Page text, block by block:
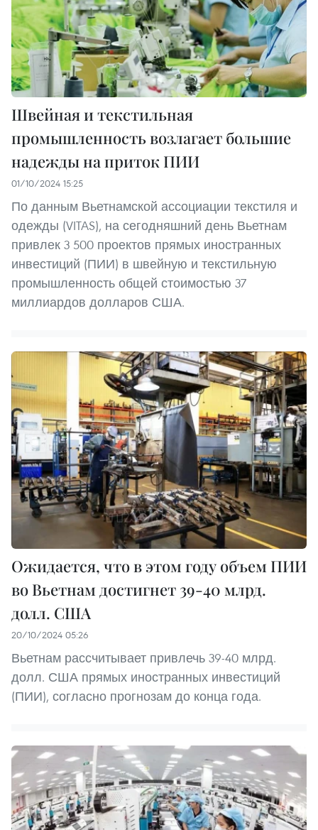
Швейная и текстильная
промышленность возлагает большие
надежды на приток ПИИ
01/10/2024 15:25
По данным Вьетнамской ассоциации текстиля и
одежды (VITAS), на сегодняшний день Вьетнам
привлек 3 500 проектов прямых иностранных
инвестиций (ПИИ) в швейную и текстильную
промышленность общей стоимостью 37
миллиардов долларов США.
Ожидается, что в этом году объем ПИИ
во Вьетнам достигнет 39-40 млрд.
долл. США
20/10/2024 05:26
Вьетнам рассчитывает привлечь 39-40 млрд.
долл. США прямых иностранных инвестиций
(ПИИ), согласно прогнозам до конца года.